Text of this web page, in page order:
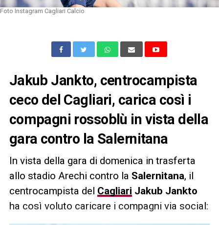
Foto Instagram Cagliari Calcio
Jakub Jankto, centrocampista
ceco del Cagliari, carica così i
compagni rossoblù in vista della
gara contro la Salernitana
In vista della gara di domenica in trasferta
allo stadio Arechi contro la Salernitana, il
centrocampista del Cagliari Jakub Jankto
ha così voluto caricare i compagni via social: